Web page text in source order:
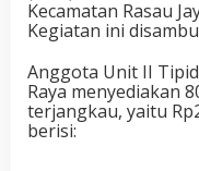
Kecamatan Rasau
Kegiatan ini
Anggota Unit II
Raya menyediakan
terjangkau, yaitu
berisi: